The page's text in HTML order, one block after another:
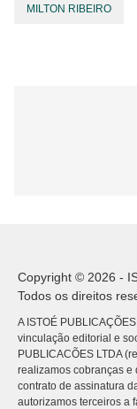
MILTON RIBEIRO
Copyright © 2026 -
Todos os direitos
A ISTOÉ
vinculação editorial e
PUBLICACÕES LTDA
realizamos cobranças e
contrato de assinatura
autorizamos terceiros a